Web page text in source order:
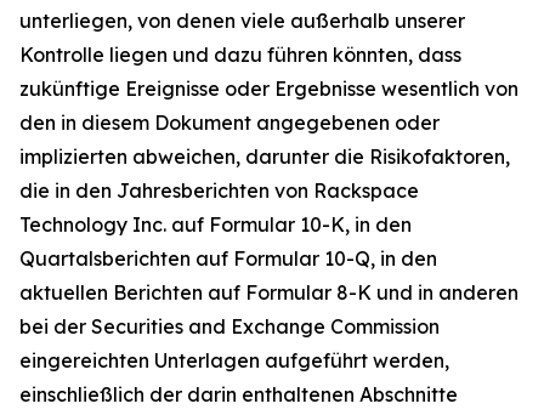
unterliegen, von denen viele außerhalb unserer
Kontrolle liegen und dazu führen könnten, dass
zukünftige Ereignisse oder Ergebnisse wesentlich von
den in diesem Dokument angegebenen oder
implizierten abweichen, darunter die Risikofaktoren,
die in den Jahresberichten von Rackspace
Technology Inc. auf Formular 10-K, in den
Quartalsberichten auf Formular 10-Q, in den
aktuellen Berichten auf Formular 8-K und in anderen
bei der Securities and Exchange Commission
eingereichten Unterlagen aufgeführt werden,
einschließlich der darin enthaltenen Abschnitte